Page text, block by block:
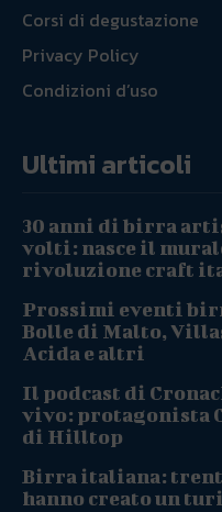
Corsi di degustazione
Privacy Policy
Condizioni d’uso
Ultimi articoli
30 anni di birra
volti: nasce il
rivoluzione craft
Prossimi eventi
Bolle di Malto,
Acida e altri
Il podcast di
vivo: protagonista
di Hilltop
Birra italiana:
hanno creato un